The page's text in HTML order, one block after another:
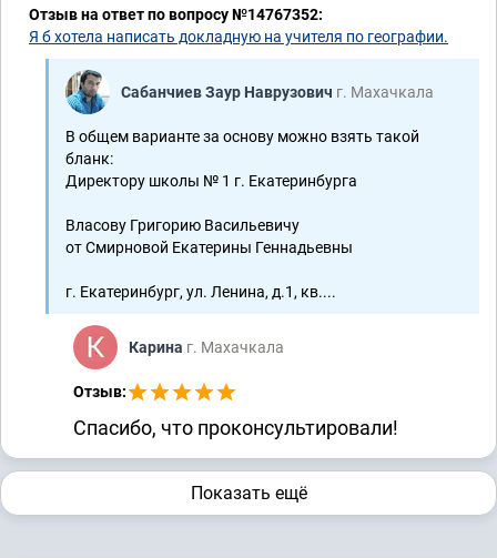
Отзыв на ответ по вопросу №14767352:
Я б хотела написать докладную на учителя по географии.
Сабанчиев Заур Наврузович г. Махачкала
В общем варианте за основу можно взять такой
бланк:
Директору школы № 1 г. Екатеринбурга
Власову Григорию Васильевичу
от Смирновой Екатерины Геннадьевны
г. Екатеринбург, ул. Ленина, д.1, кв....
Карина г. Махачкала
Отзыв:
Спасибо, что проконсультировали!
Показать ещё